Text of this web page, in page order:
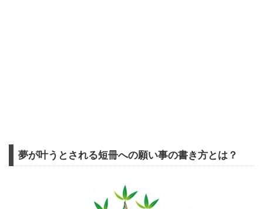
夢が叶うとされる短冊への願い事の書き方とは？